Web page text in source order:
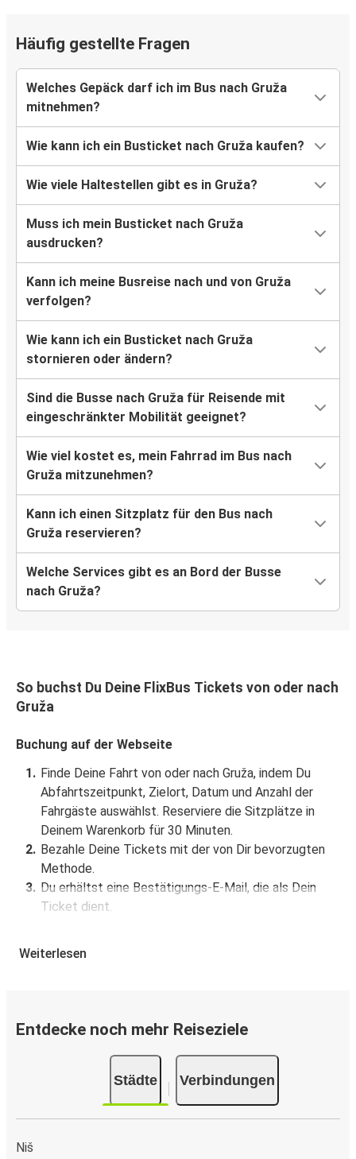
Häufig gestellte Fragen
Welches Gepäck darf ich im Bus nach Gruža
mitnehmen?
Wie kann ich ein Busticket nach Gruža kaufen?
Wie viele Haltestellen gibt es in Gruža?
Muss ich mein Busticket nach Gruža
ausdrucken?
Kann ich meine Busreise nach und von Gruža
verfolgen?
Wie kann ich ein Busticket nach Gruža
stornieren oder ändern?
Sind die Busse nach Gruža für Reisende mit
eingeschränkter Mobilität geeignet?
Wie viel kostet es, mein Fahrrad im Bus nach
Gruža mitzunehmen?
Kann ich einen Sitzplatz für den Bus nach
Gruža reservieren?
Welche Services gibt es an Bord der Busse
nach Gruža?
So buchst Du Deine FlixBus Tickets von oder nach
Gruža
Buchung auf der Webseite
Finde Deine Fahrt von oder nach Gruža, indem Du
Abfahrtszeitpunkt, Zielort, Datum und Anzahl der
Fahrgäste auswählst. Reserviere die Sitzplätze in
Deinem Warenkorb für 30 Minuten.
Bezahle Deine Tickets mit der von Dir bevorzugten
Methode.
Du erhältst eine Bestätigungs-E-Mail, die als Dein
Ticket dient.
Buchung über die App
der App.
Verkaufsstellen für Tickets
Ticketverkaufsstellen oder FlixShops.
Weiterlesen
Entdecke noch mehr Reiseziele
Städte Verbindungen
Niš